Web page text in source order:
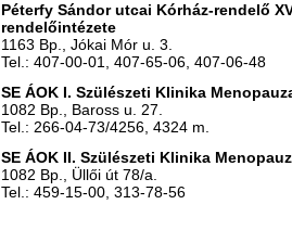
Péterfy Sándor utcai Kórház-rendelő
rendelőintézete
1163 Bp., Jókai Mór u. 3.
Tel.: 407-00-01, 407-65-06, 407-06-48
SE ÁOK I. Szülészeti Klinika
1082 Bp., Baross u. 27.
Tel.: 266-04-73/4256, 4324 m.
SE ÁOK II. Szülészeti Klinika
1082 Bp., Üllői út 78/a.
Tel.: 459-15-00, 313-78-56